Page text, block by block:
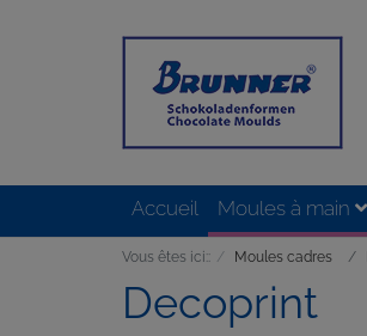
Accueil Moules à main
Vous êtes ici:: Moules cadres
Decoprint